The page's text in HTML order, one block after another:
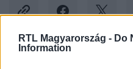
RTL Magyarország - Do
Information